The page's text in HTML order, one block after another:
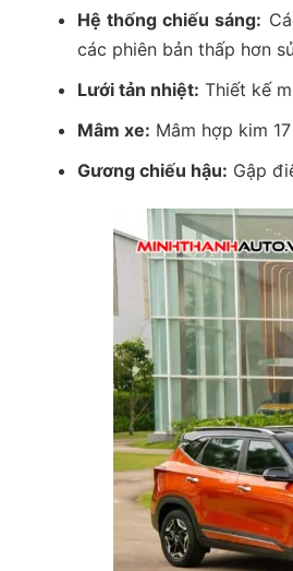
Hệ thống chiếu sáng:
các phiên bản thấp hơn
Lưới tản nhiệt: Thiết kế
Mâm xe: Mâm hợp kim
Gương chiếu hậu: Gập